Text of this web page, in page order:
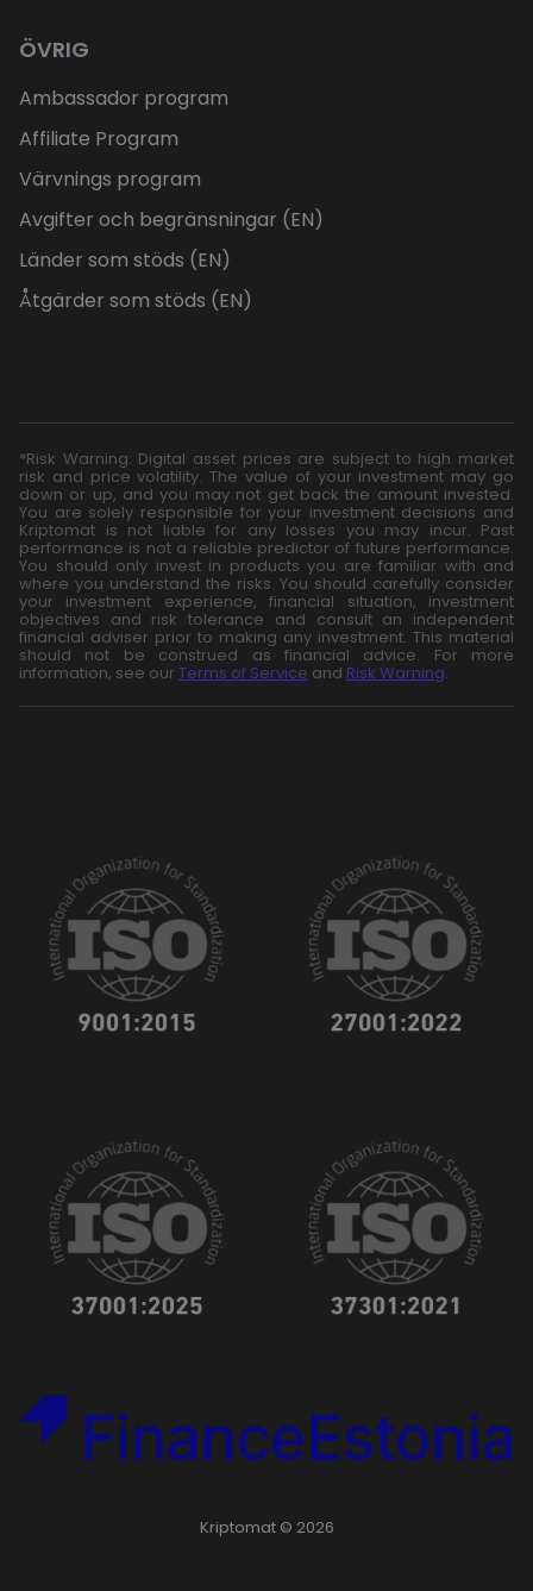
ÖVRIG
Ambassador program
Affiliate Program
Värvnings program
Avgifter och begränsningar (EN)
Länder som stöds (EN)
Åtgärder som stöds (EN)
*Risk Warning: Digital asset prices are subject to high market
risk and price volatility. The value of your investment may go
down or up, and you may not get back the amount invested.
You are solely responsible for your investment decisions and
Kriptomat is not liable for any losses you may incur. Past
performance is not a reliable predictor of future performance.
You should only invest in products you are familiar with and
where you understand the risks. You should carefully consider
your investment experience, financial situation, investment
objectives and risk tolerance and consult an independent
financial adviser prior to making any investment. This material
should not be construed as financial advice. For more
information, see our Terms of Service and Risk Warning.
Kriptomat © 2026